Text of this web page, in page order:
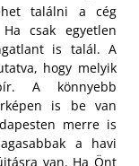
találni a cég
csak egyetlen
is talál. A
hogy melyik
A könnyebb
is be van
merre is
a havi
van. Ha Önt